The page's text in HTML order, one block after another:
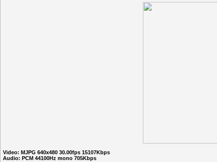
Video: MJPG 640x480 30.00fps 15107Kbps
Audio: PCM 44100Hz mono 705Kbps